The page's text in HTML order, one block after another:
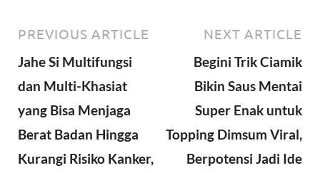
PREVIOUS ARTICLE
Jahe Si Multifungsi
dan Multi-Khasiat
yang Bisa Menjaga
Berat Badan Hingga
Kurangi Risiko Kanker,
NEXT ARTICLE
Begini Trik Ciamik
Bikin Saus Mentai
Super Enak untuk
Topping Dimsum Viral,
Berpotensi Jadi Ide